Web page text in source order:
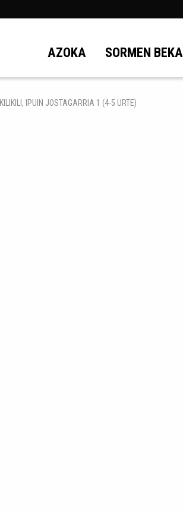
AZOKA SORMEN BEKA
KILIKILI, IPUIN JOSTAGARRIA 1 (4-5 URTE)